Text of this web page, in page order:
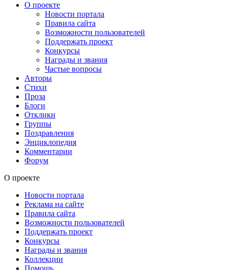
О проекте
Новости портала
Правила сайта
Возможности пользователей
Поддержать проект
Конкурсы
Награды и звания
Частые вопросы
Авторы
Стихи
Проза
Блоги
Отклики
Группы
Поздравления
Энциклопедия
Комментарии
Форум
О проекте
Новости портала
Реклама на сайте
Правила сайта
Возможности пользователей
Поддержать проект
Конкурсы
Награды и звания
Коллекции
Помощь